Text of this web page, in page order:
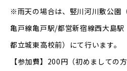
※雨天の場合は、竪川河川敷公園
亀戸線亀戸駅/都営新宿線西大島
都立城東高校前）にて行います。
【参加費】200円（初めましての